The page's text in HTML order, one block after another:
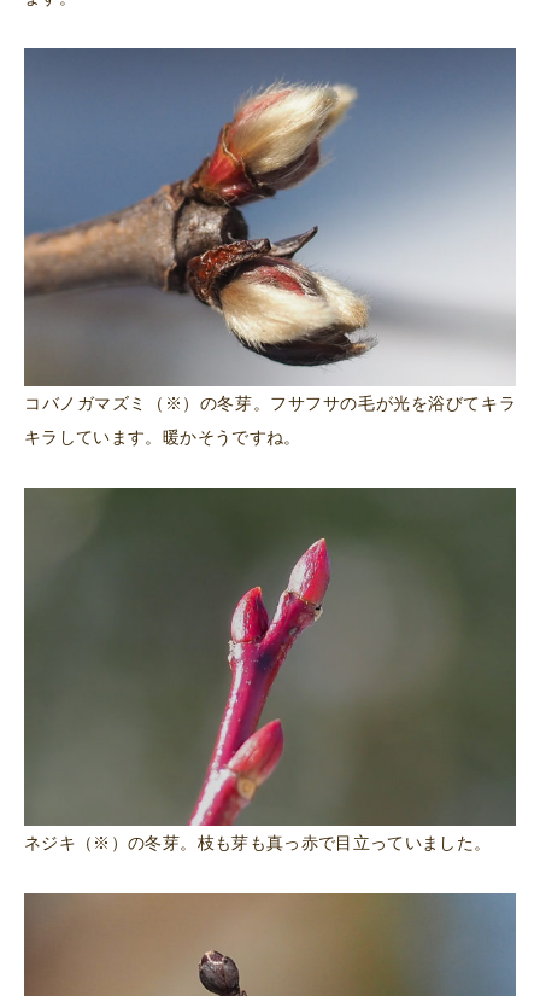
コバノガマズミ（※）の冬芽。フサフサの毛が光を浴びてキラ
キラしています。暖かそうですね。
ネジキ（※）の冬芽。枝も芽も真っ赤で目立っていました。